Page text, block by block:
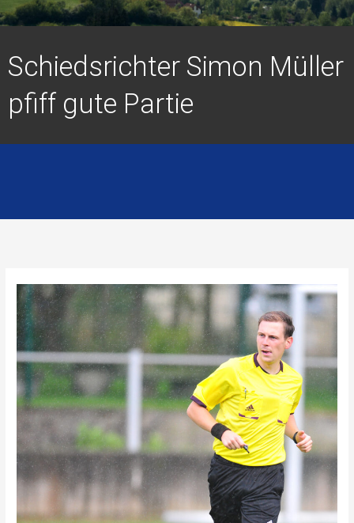
Schiedsrichter Simon Müller
pfiff gute Partie